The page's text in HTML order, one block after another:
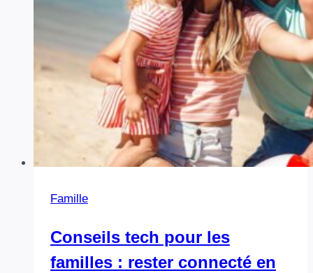
Famille
Conseils tech pour les
familles : rester connecté en